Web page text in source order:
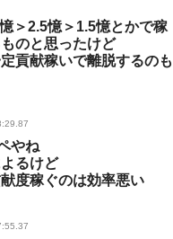
＞2.5憶＞1.5憶とかで稼
のと思ったけど
貢献稼いで離脱するのも
やね
るけど
度稼ぐのは効率悪い